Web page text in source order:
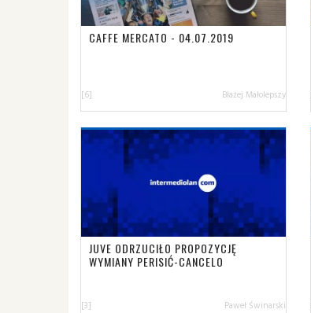
CAFFE MERCATO - 04.07.2019
[6] Błażej Małolepszy
JUVE ODRZUCIŁO PROPOZYCJĘ
WYMIANY PERISIĆ-CANCELO
[3] Paweł Świnarski